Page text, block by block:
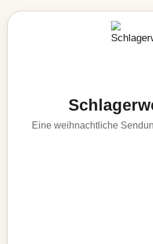
Eine weihnachtliche